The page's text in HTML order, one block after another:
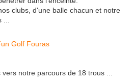
clubs, d'une balle chacun et notre
notre parcours de 18 trous ...